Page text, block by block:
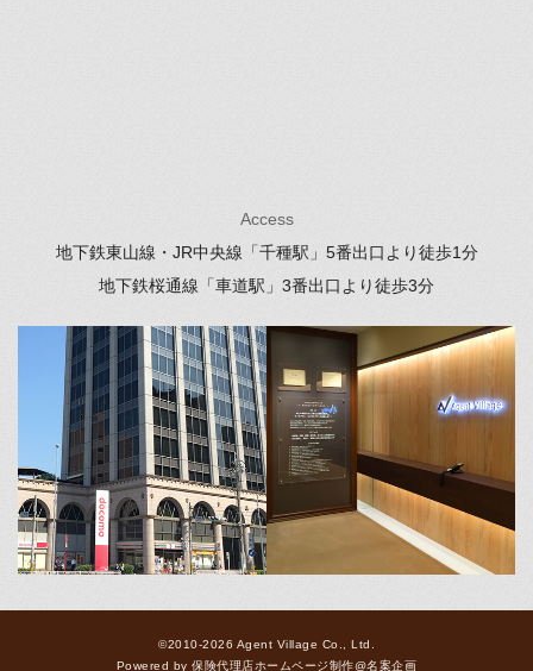
Access
地下鉄東山線・JR中央線「千種駅」 5番出口より徒歩1分
地下鉄桜通線「車道駅」 3番出口より徒歩3分
©2010-2026 Agent Village Co., Ltd.
Powered by保険代理店ホームページ制作@名案企画